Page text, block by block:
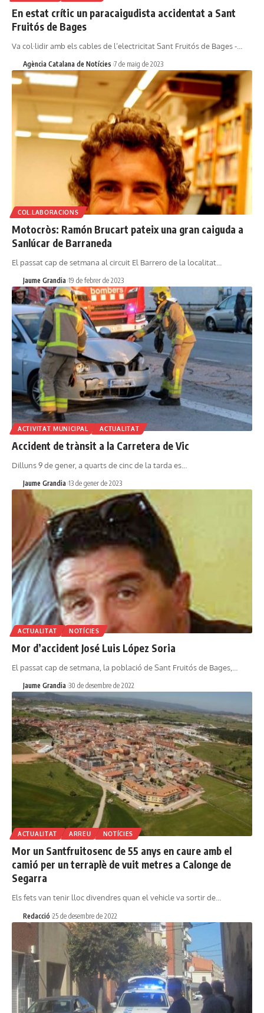
En estat crític un paracaigudista accidentat a Sant
Fruitós de Bages
Va col·lidir amb els cables de l’electricitat Sant Fruitós de Bages -…
Agència Catalana de Notícies 7 de maig de 2023
COL.LABORACIONS
Motocròs: Ramón Brucart pateix una gran caiguda a
Sanlúcar de Barraneda
El passat cap de setmana al circuit El Barrero de la localitat…
Jaume Grandia 19 de febrer de 2023
ACTIVITAT MUNICIPAL ACTUALITAT
Accident de trànsit a la Carretera de Vic
Dilluns 9 de gener, a quarts de cinc de la tarda es…
Jaume Grandia 13 de gener de 2023
ACTUALITAT NOTÍCIES
Mor d’accident José Luis López Soria
El passat cap de setmana, la població de Sant Fruitós de Bages,…
Jaume Grandia 30 de desembre de 2022
ACTUALITAT ARREU NOTÍCIES
Mor un Santfruitosenc de 55 anys en caure amb el
camió per un terraplè de vuit metres a Calonge de
Segarra
Els fets van tenir lloc divendres quan el vehicle va sortir de…
Redacció 25 de desembre de 2022